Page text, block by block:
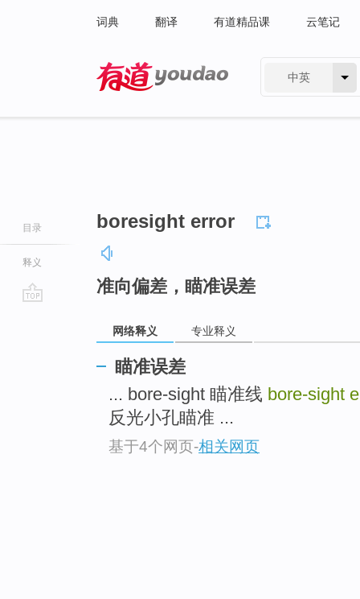
词典 翻译 有道精品课 云笔记
中英
目录
释义
boresight error
准向偏差，瞄准误差
网络释义 专业释义
瞄准误差
... bore-sight 瞄准线 bore-sight
反光小孔瞄准 ...
基于4个网页-相关网页